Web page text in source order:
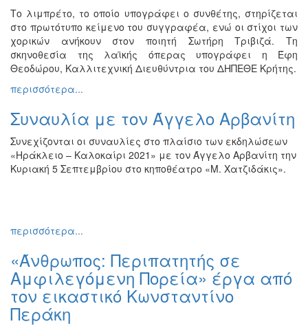
Το λιμπρέτο, το οποίο υπογράφει ο συνθέτης, στηρίζεται
στο πρωτότυπο κείμενο του συγγραφέα, ενώ οι στίχοι των
χορικών ανήκουν στον ποιητή Σωτήρη Τριβιζά. Τη
σκηνοθεσία της λαϊκής όπερας υπογράφει η Έφη
Θεοδώρου, Καλλιτεχνική Διευθύντρια του ΔΗΠΕΘΕ Κρήτης.
περισσότερα...
Συναυλία με τον Άγγελο Αρβανίτη
Συνεχίζονται οι συναυλίες στο πλαίσιο των εκδηλώσεων
«Ηράκλειο – Καλοκαίρι 2021» με τον Άγγελο Αρβανίτη την
Κυριακή 5 Σεπτεμβρίου στο κηποθέατρο «Μ. Χατζιδάκις».
περισσότερα...
«Άνθρωπος: Περιπατητής σε
Αμφιλεγόμενη Πορεία» έργα από
τον εικαστικό Κωνσταντίνο
Περάκη